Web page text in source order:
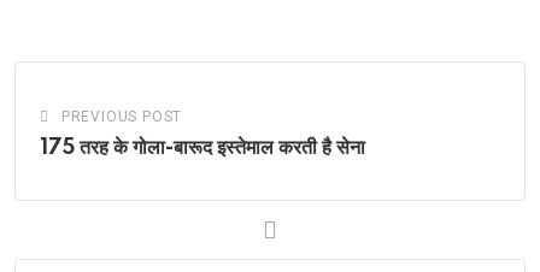
PREVIOUS POST
175 तरह के गोला-बारूद इस्तेमाल करती है सेना